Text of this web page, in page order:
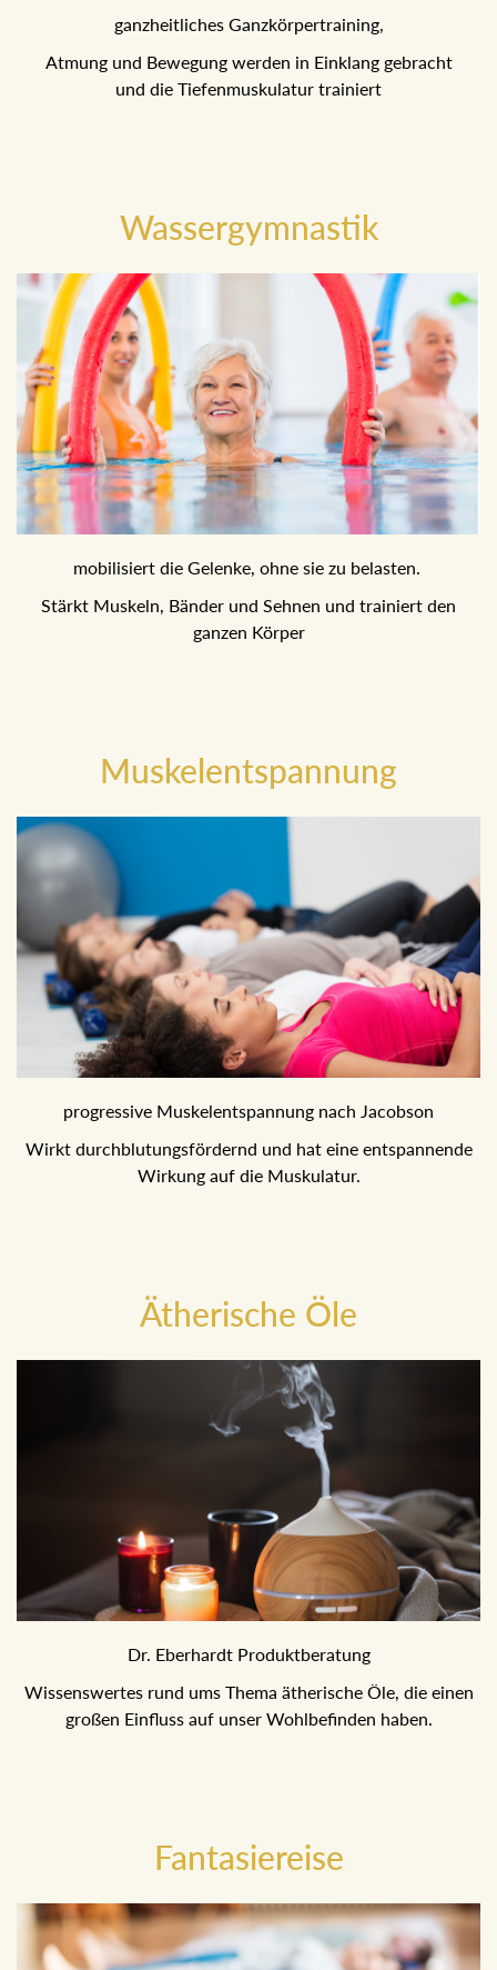
ganzheitliches Ganzkörpertraining,
Atmung und Bewegung werden in Einklang gebracht
und die Tiefenmuskulatur trainiert
Wassergymnastik
mobilisiert die Gelenke, ohne sie zu belasten.
Stärkt Muskeln, Bänder und Sehnen und trainiert den
ganzen Körper
Muskelentspannung
progressive Muskelentspannung nach Jacobson
Wirkt durchblutungsfördernd und hat eine entspannende
Wirkung auf die Muskulatur.
Ätherische Öle
Dr. Eberhardt Produktberatung
Wissenswertes rund ums Thema ätherische Öle, die einen
großen Einfluss auf unser Wohlbefinden haben.
Fantasiereise